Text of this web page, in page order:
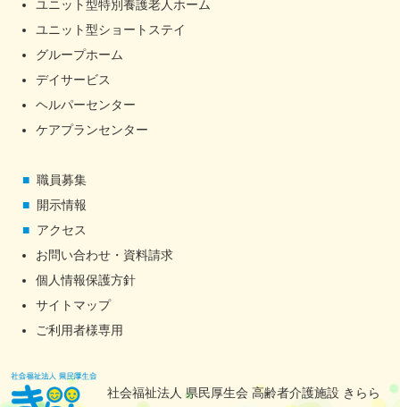
ユニット型特別養護老人ホーム
ユニット型ショートステイ
グループホーム
デイサービス
ヘルパーセンター
ケアプランセンター
職員募集
開示情報
アクセス
お問い合わせ・資料請求
個人情報保護方針
サイトマップ
ご利用者様専用
社会福祉法人 県民厚生会 高齢者介護施設 きらら